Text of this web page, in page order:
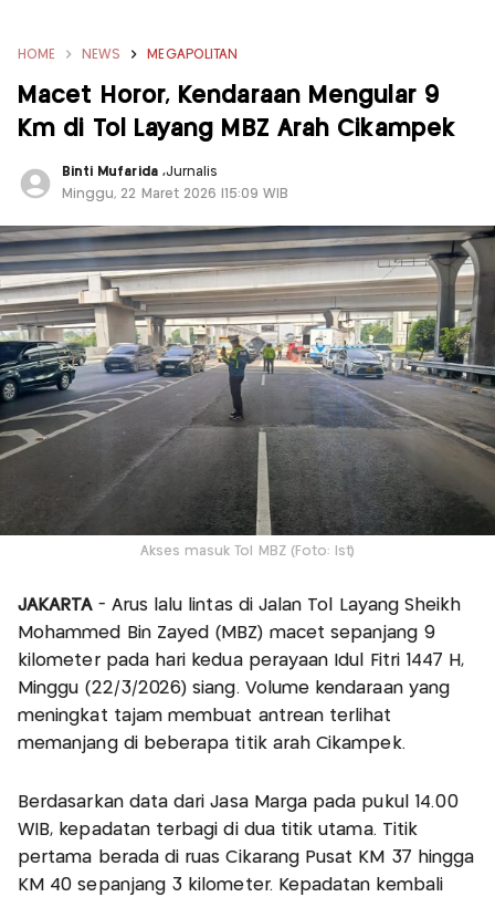
HOME NEWS MEGAPOLITAN
Macet Horor, Kendaraan Mengular 9
Km di Tol Layang MBZ Arah Cikampek
Binti Mufarida ,Jurnalis
Minggu, 22 Maret 2026 |15:09 WIB
Akses masuk Tol MBZ (Foto: Ist)
JAKARTA - Arus lalu lintas di Jalan Tol Layang Sheikh
Mohammed Bin Zayed (MBZ) macet sepanjang 9
kilometer pada hari kedua perayaan Idul Fitri 1447 H,
Minggu (22/3/2026) siang. Volume kendaraan yang
meningkat tajam membuat antrean terlihat
memanjang di beberapa titik arah Cikampek.
Berdasarkan data dari Jasa Marga pada pukul 14.00
WIB, kepadatan terbagi di dua titik utama. Titik
pertama berada di ruas Cikarang Pusat KM 37 hingga
KM 40 sepanjang 3 kilometer. Kepadatan kembali